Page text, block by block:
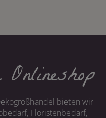
bieten wir
Floristenbedarf,